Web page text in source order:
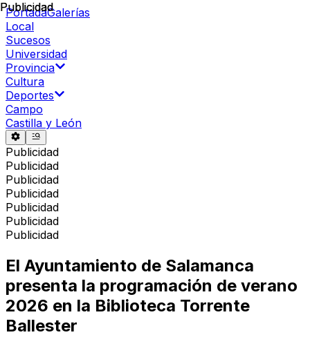
PortadaGalerías
Local
Sucesos
Universidad
Provincia
Cultura
Deportes
Campo
Castilla y León
Publicidad
Publicidad
Publicidad
Publicidad
Publicidad
Publicidad
Publicidad
Publicidad
El Ayuntamiento de Salamanca
presenta la programación de verano
2026 en la Biblioteca Torrente
Ballester
Publicidad